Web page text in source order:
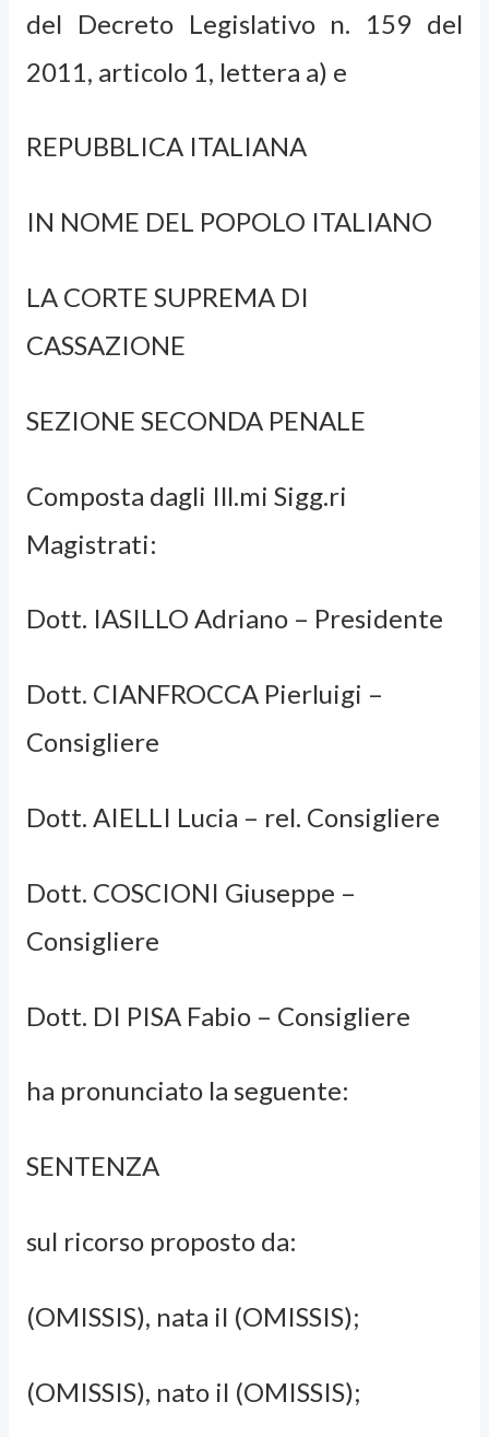
del Decreto Legislativo n. 159 del
2011, articolo 1, lettera a) e
REPUBBLICA ITALIANA
IN NOME DEL POPOLO ITALIANO
LA CORTE SUPREMA DI
CASSAZIONE
SEZIONE SECONDA PENALE
Composta dagli Ill.mi Sigg.ri
Magistrati:
Dott. IASILLO Adriano – Presidente
Dott. CIANFROCCA Pierluigi –
Consigliere
Dott. AIELLI Lucia – rel. Consigliere
Dott. COSCIONI Giuseppe –
Consigliere
Dott. DI PISA Fabio – Consigliere
ha pronunciato la seguente:
SENTENZA
sul ricorso proposto da:
(OMISSIS), nata il (OMISSIS);
(OMISSIS), nato il (OMISSIS);